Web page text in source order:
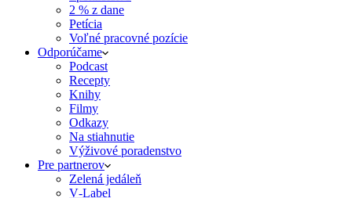
2 % z dane
Petícia
Voľné pracovné pozície
Odporúčame
Podcast
Recepty
Knihy
Filmy
Odkazy
Na stiahnutie
Výživové poradenstvo
Pre partnerov
Zelená jedáleň
V‑Label